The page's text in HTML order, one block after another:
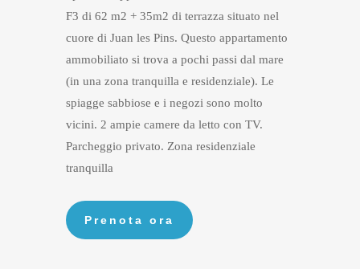
F3 di 62 m2 + 35m2 di terrazza situato nel
cuore di Juan les Pins. Questo appartamento
ammobiliato si trova a pochi passi dal mare
(in una zona tranquilla e residenziale). Le
spiagge sabbiose e i negozi sono molto
vicini. 2 ampie camere da letto con TV.
Parcheggio privato. Zona residenziale
tranquilla